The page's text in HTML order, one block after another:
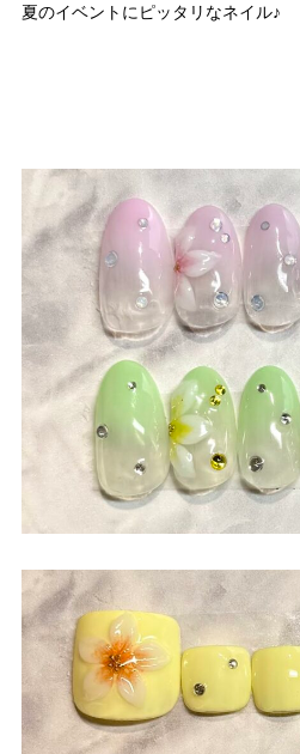
夏のイベントにピッタリなネイル♪